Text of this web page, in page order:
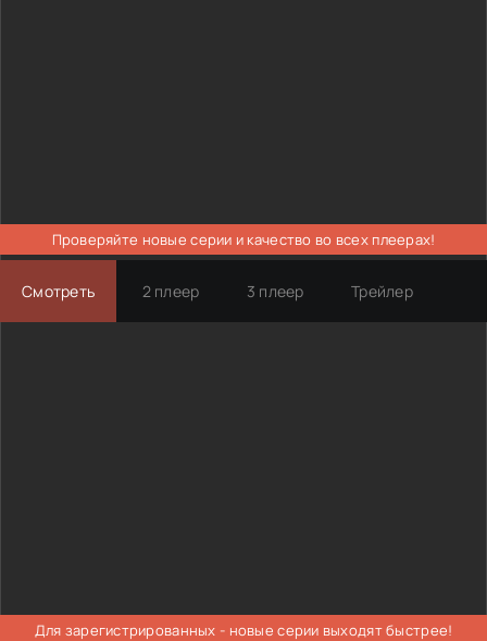
Проверяйте новые серии и качество во всех плеерах!
Смотреть 2 плеер 3 плеер Трейлер
Для зарегистрированных - новые серии выходят быстрее!